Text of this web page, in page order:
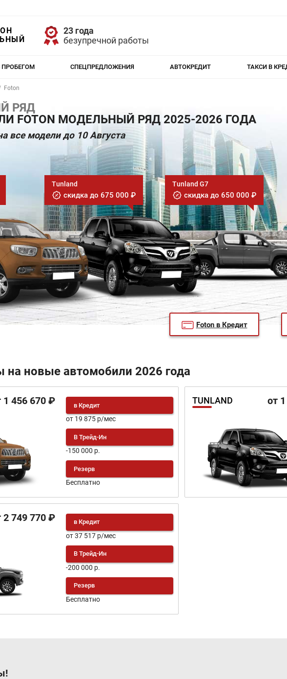
23 года
безупречной работы
ПРОБЕГОМ СПЕЦПРЕДЛОЖЕНИЯ АВТОКРЕДИТ ТАКСИ В
Foton
РЯД
FOTON МОДЕЛЬНЫЙ РЯД 2025-2026 ГОДА
все модели до 10 Августа
Tunland
скидка до 675 000 ₽
Tunland G7
скидка до 650 000 ₽
Foton в Кредит
новые автомобили 2026 года
1 456 670 ₽ в Кредит
от 19 875 р/мес
В Трейд-Ин
-150 000 р.
Резерв
Бесплатно
TUNLAND от
2 749 770 ₽ в Кредит
от 37 517 р/мес
В Трейд-Ин
-200 000 р.
Резерв
Бесплатно